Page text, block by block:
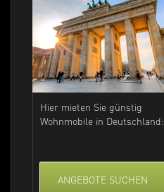
Hier mieten Sie günstig
Wohnmobile in Deutschland:
ANGEBOTE SUCHEN